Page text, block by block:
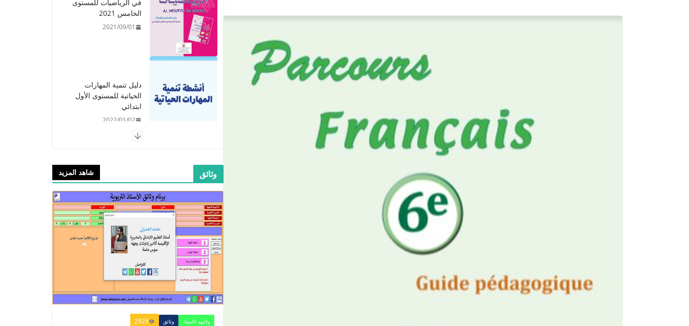
العربية للمستوى الرابع -
​Guide Prof - ​​​Guide
Mes apprentissages
en Français 6 AEP
-2021
2021/09/01
الدليل البيداغوجي لتنمية
المهارات الحياتية
وثائق شاهد المزيد
واجهة الأستاذ وثائق 2928